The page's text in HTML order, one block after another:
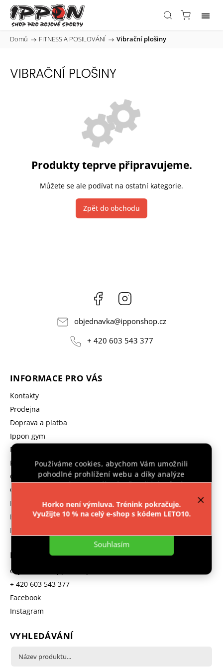
Používáme cookies, abychom Vám umožnili
pohodlné prohlížení webu a díky analýze
provozu webu neustále zlepšovali jeho funkce,
Nastavení
Souhlasím
Horko není výmluva. Trénink pokračuje.
Využijte 10 % na celý e-shop s kódem LETO10.
Domů / FITNESS A POSILOVÁNÍ / Vibrační plošiny
VIBRAČNÍ PLOŠINY
Produkty teprve připravujeme.
Můžete se ale podívat na ostatní kategorie.
Zpět do obchodu
Facebook
objednavka@ipponshop.cz
+ 420 603 543 377
INFORMACE PRO VÁS
Kontakty
Prodejna
Doprava a platba
Ippon gym
Prodávané značky
Reklamace
GDPR
Obchodní podmínky
Hodnocení obchodu
B2B program
Moje objednávka
KONTAKT
objednavka
+ 420 603 543 377
Facebook
Instagram
VYHLEDÁVÁNÍ